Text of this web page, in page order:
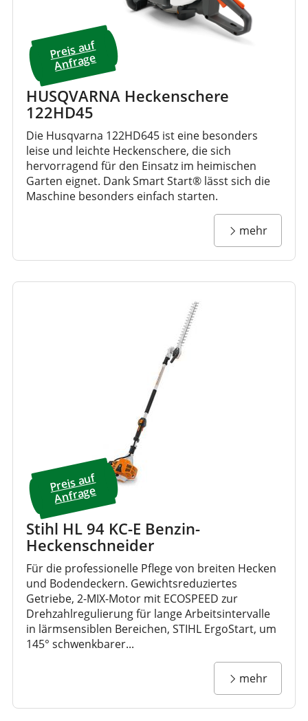
Preis a
uf
A
nfrage
HUSQVARNA Heckenschere
122HD45
Die Husqvarna 122HD645 ist eine besonders
leise und leichte Heckenschere, die sich
hervorragend für den Einsatz im heimischen
Garten eignet. Dank Smart Start® lässt sich die
Maschine besonders einfach starten.
mehr
Preis a
uf
A
nfrage
Stihl HL 94 KC-E Benzin-
Heckenschneider
Für die professionelle Pflege von breiten Hecken
und Bodendeckern. Gewichtsreduziertes
Getriebe, 2-MIX-Motor mit ECOSPEED zur
Drehzahlregulierung für lange Arbeitsintervalle
in lärmsensiblen Bereichen, STIHL ErgoStart, um
145° schwenkbarer...
mehr